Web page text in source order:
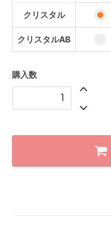
クリスタル
クリスタルAB
購入数